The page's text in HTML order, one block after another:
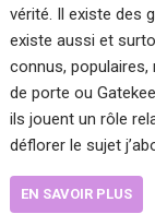
vérité. Il existe des
existe aussi et
connus,
de porte ou
ils jouent un rôle
déflorer le sujet
EN SAVOIR PLUS